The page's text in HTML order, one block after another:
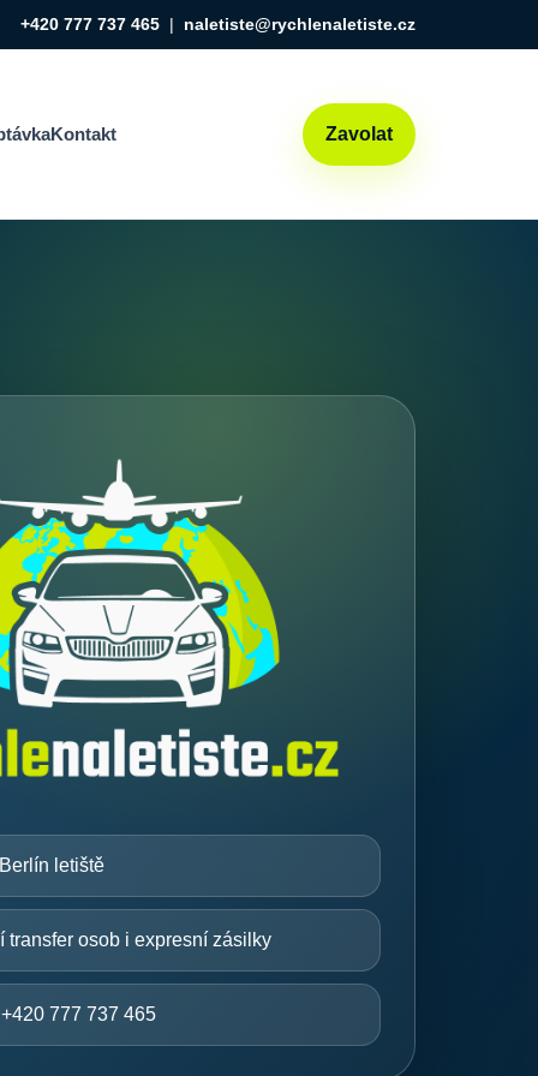
+420 777 737 465 | naletiste@rychlenaletiste.cz
Kontakt Zavolat
letiště
transfer osob i expresní zásilky
777 737 465